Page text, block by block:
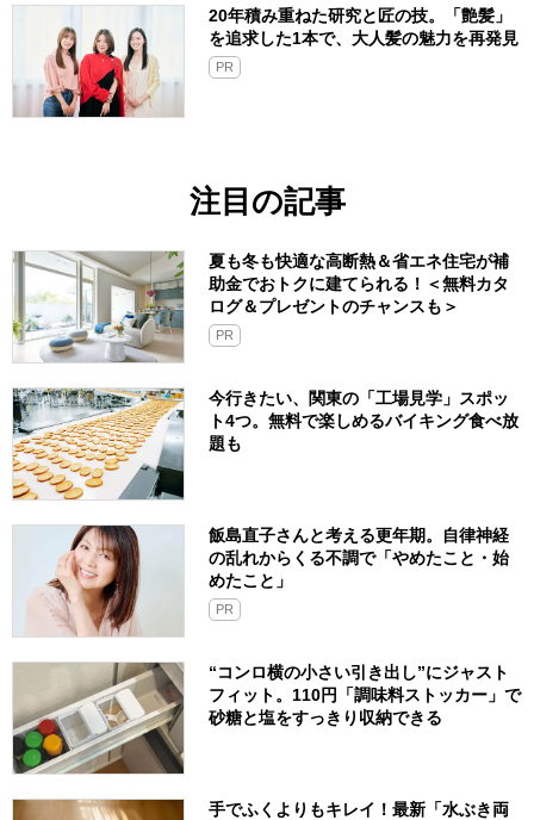
20年積み重ねた研究と匠の技。「艶髪」
を追求した1本で、大人髪の魅力を再発見
PR
注目の記事
夏も冬も快適な高断熱＆省エネ住宅が補
助金でおトクに建てられる！＜無料カタ
ログ＆プレゼントのチャンスも＞
PR
今行きたい、関東の「工場見学」スポッ
ト4つ。無料で楽しめるバイキング食べ放
題も
飯島直子さんと考える更年期。自律神経
の乱れからくる不調で「やめたこと・始
めたこと」
PR
“コンロ横の小さい引き出し”にジャスト
フィット。110円「調味料ストッカー」で
砂糖と塩をすっきり収納できる
手でふくよりもキレイ！最新「水ぶき両